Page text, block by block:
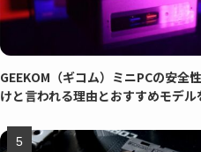
GEEKOM（ギコム）ミニPCの安全
けと言われる理由とおすすめモデ